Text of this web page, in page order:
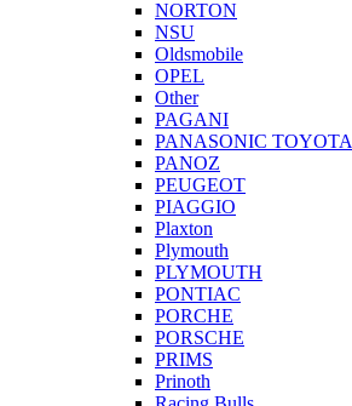
NORTON
NSU
Oldsmobile
OPEL
Other
PAGANI
PANASONIC TOYOTA
PANOZ
PEUGEOT
PIAGGIO
Plaxton
Plymouth
PLYMOUTH
PONTIAC
PORCHE
PORSCHE
PRIMS
Prinoth